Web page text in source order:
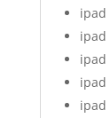
ipad
ipad
ipad
ipad